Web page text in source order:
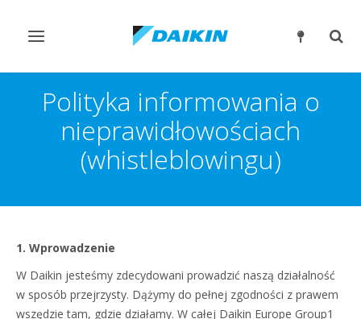
Przełącz
Polityka informowania o
nieprawidłowościach
(whistleblowingu)
1. Wprowadzenie
W Daikin jesteśmy zdecydowani prowadzić naszą działalność
w sposób przejrzysty. Dążymy do pełnej zgodności z prawem
wszędzie tam, gdzie działamy. W całej Daikin Europe Group1